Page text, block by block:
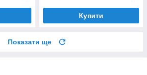
Купити
Показати ще